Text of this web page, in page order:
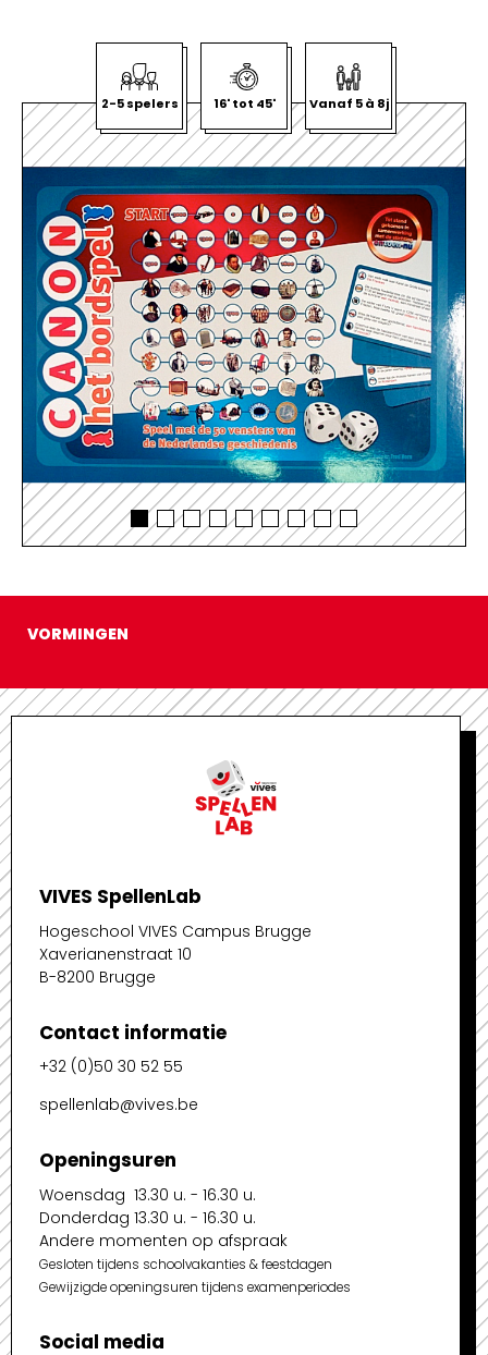
2-5 spelers 16' tot 45' Vanaf 5 à 8j
VORMINGEN
VIVES SpellenLab
Hogeschool VIVES Campus Brugge
Xaverianenstraat 10
B-8200 Brugge
Contact informatie
+32 (0)50 30 52 55
spellenlab@vives.be
Openingsuren
Woensdag 13.30 u. - 16.30 u.
Donderdag 13.30 u. - 16.30 u.
Andere momenten op afspraak
Gesloten tijdens schoolvakanties & feestdagen
Gewijzigde openingsuren tijdens examenperiodes
Social media